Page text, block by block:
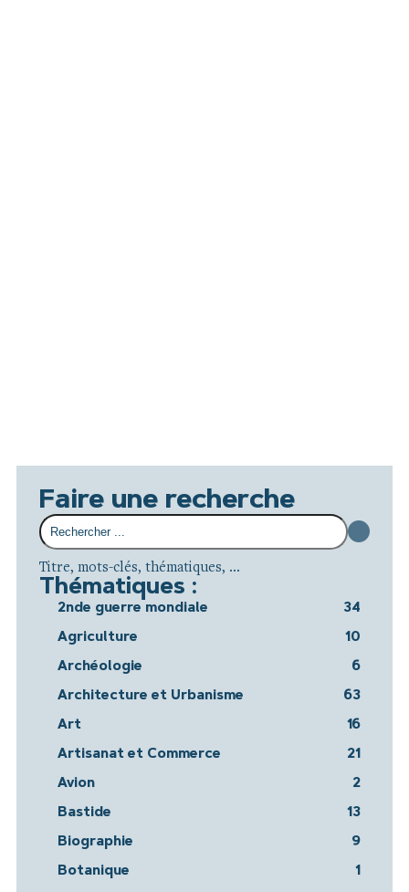
Faire une recherche
Titre, mots-clés, thématiques, ...
Thématiques :
2nde guerre mondiale 34
Agriculture 10
Archéologie 6
Architecture et Urbanisme 63
Art 16
Artisanat et Commerce 21
Avion 2
Bastide 13
Biographie 9
Botanique 1